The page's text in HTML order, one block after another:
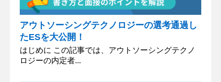
アウトソーシングテクノロジーの選考通過し
たESを大公開！
はじめに この記事では、アウトソーシングテクノ
ロジーの内定者...